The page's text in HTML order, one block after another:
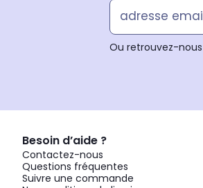
Ou retrouvez-nous
Besoin d’aide ?
Contactez-nous
Questions fréquentes
Suivre une commande